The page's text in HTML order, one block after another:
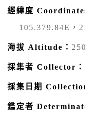
經緯度
105.379.84E，
海拔 Altitude：
採集者 Collector：
採集日期
鑑定者